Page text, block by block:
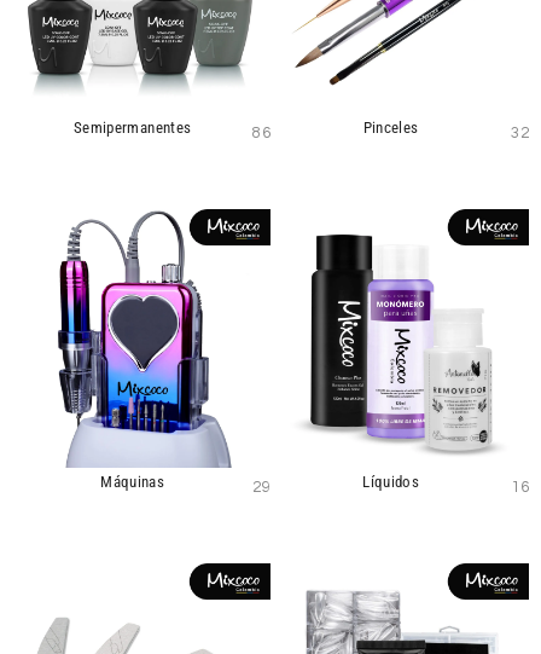
Semipermanentes 86 Pinceles 32
Máquinas 29 Líquidos 16